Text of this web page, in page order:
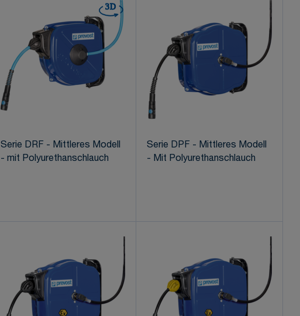
Serie DRF - Mittleres Modell
- mit Polyurethanschlauch
3D
Serie DPF - Mittleres Modell
- Mit Polyurethanschlauch